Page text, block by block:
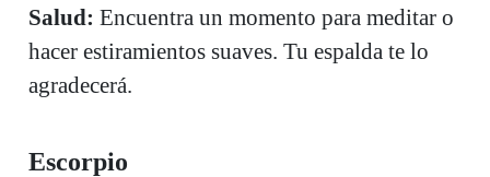
Salud: Encuentra un momento para meditar o
hacer estiramientos suaves. Tu espalda te lo
agradecerá.
Escorpio